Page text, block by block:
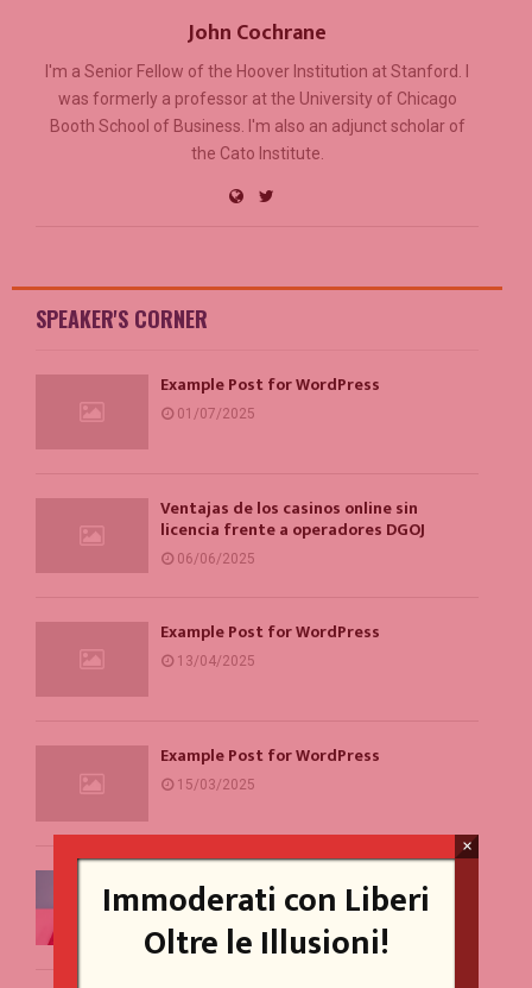
John Cochrane
I'm a Senior Fellow of the Hoover Institution at Stanford. I
was formerly a professor at the University of Chicago
Booth School of Business. I'm also an adjunct scholar of
the Cato Institute.
SPEAKER'S CORNER
Example Post for WordPress
01/07/2025
Ventajas de los casinos online sin
licencia frente a operadores DGOJ
06/06/2025
Example Post for WordPress
13/04/2025
Example Post for WordPress
15/03/2025
Un problema per la parità di genere
(forse)
20/10/2023
Immoderati con Liberi
Oltre le Illusioni!
×